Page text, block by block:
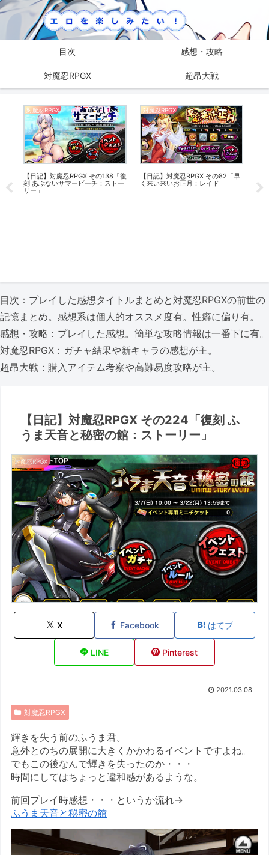
目次 感想・攻略
対魔忍RPGX 超昂大戦
対魔忍RPGX
【日記】対魔忍RPGX その138「復
刻 あぶないサマービーチ：ストー
リー」
対魔忍RPGX
【日記】対魔忍RPGX その82「早
く来い来いお正月：レイド」
(日
目次：プレイした感想タイトルまとめと対魔忍RPGXの前世の
記憶まとめ。感想系は個人的オススメ度有。性癖に偏り有。
感想・攻略：プレイした感想。簡単な攻略情報は一番下に有。
対魔忍RPGX：ガチャ結果や新キャラの感想が主。
超昂大戦：購入アイテム考察や高難易度攻略が主。
【日記】対魔忍RPGX その224「復刻 ふ
うま天音と秘密の館：ストーリー」
対魔忍RPGX
X Facebook はてブ
LINE Pinterest
2021.03.08
対魔忍RPGX
輝きを失う前のふうま君。
意外とのちの展開に大きくかかわるイベントですよね。
でもこの後なんで輝きを失ったのか・・・
時間にしてはちょっと違和感があるような。
前回プレイ時感想・・・というか流れ→
ふうま天音と秘密の館